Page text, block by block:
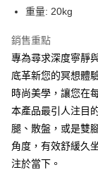
重量: 20kg
銷售重點
專為尋求深度寧靜
底革新您的冥想體
時尚美學，讓您在
本產品最引人注目
腿、散盤，或是雙
角度，有效舒緩久
注於當下。